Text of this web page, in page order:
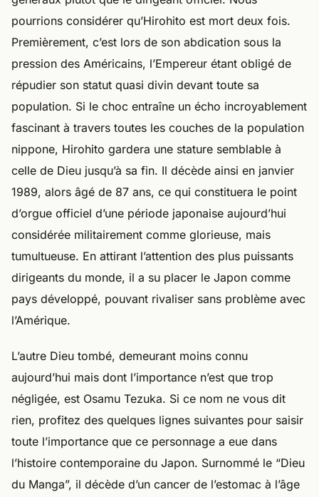
pourrions considérer qu’Hirohito est mort deux fois.
Premièrement, c’est lors de son abdication sous la
pression des Américains, l’Empereur étant obligé de
répudier son statut quasi divin devant toute sa
population. Si le choc entraîne un écho incroyablement
fascinant à travers toutes les couches de la population
nippone, Hirohito gardera une stature semblable à
celle de Dieu jusqu’à sa fin. Il décède ainsi en janvier
1989, alors âgé de 87 ans, ce qui constituera le point
d’orgue officiel d’une période japonaise aujourd’hui
considérée militairement comme glorieuse, mais
tumultueuse. En attirant l’attention des plus puissants
dirigeants du monde, il a su placer le Japon comme
pays développé, pouvant rivaliser sans problème avec
l’Amérique.
L’autre Dieu tombé, demeurant moins connu
aujourd’hui mais dont l’importance n’est que trop
négligée, est Osamu Tezuka. Si ce nom ne vous dit
rien, profitez des quelques lignes suivantes pour saisir
toute l’importance que ce personnage a eue dans
l’histoire contemporaine du Japon. Surnommé le “Dieu
du Manga”, il décède d’un cancer de l’estomac à l’âge